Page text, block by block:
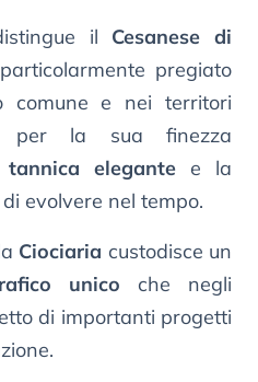
il Cesanese di
pregiato
comune e nei territori
per la sua finezza
elegantee la
evolvere nel tempo.
Ciociaria custodisce un
unico che negli
di importanti progetti